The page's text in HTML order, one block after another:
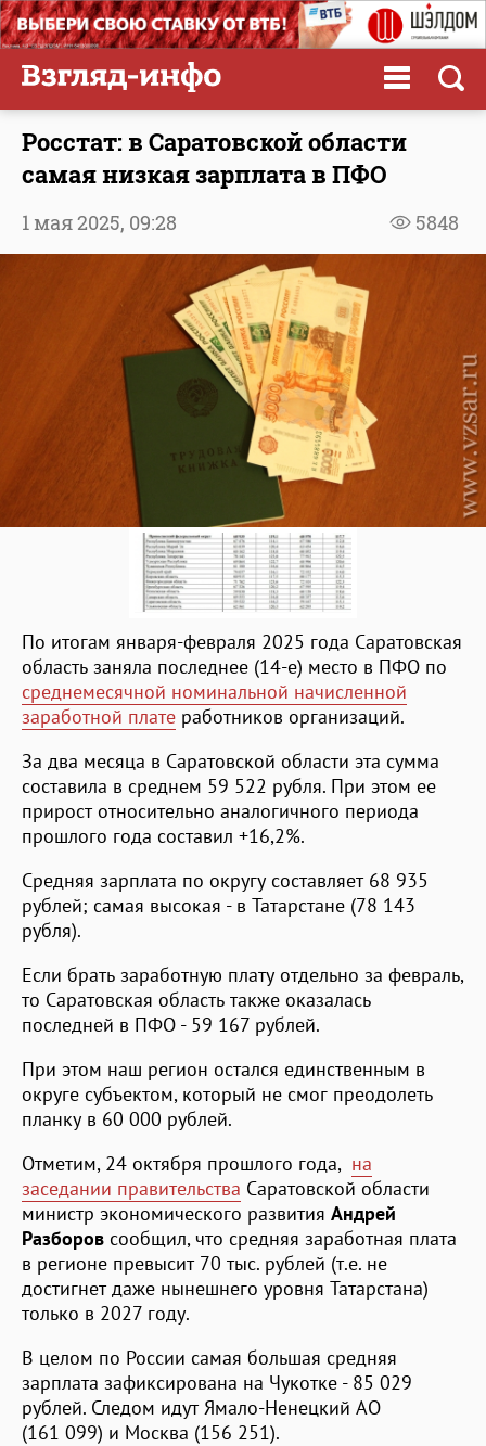
Росстат: в Саратовской области
самая низкая зарплата в ПФО
5848
1 мая 2025, 09:28
По итогам января-февраля 2025 года Саратовская
область заняла последнее (14-е) место в ПФО по
среднемесячной номинальной начисленной
заработной плате работников организаций.
За два месяца в Саратовской области эта сумма
составила в среднем 59 522 рубля. При этом ее
прирост относительно аналогичного периода
прошлого года составил +16,2%.
Средняя зарплата по округу составляет 68 935
рублей; самая высокая - в Татарстане (78 143
рубля).
Если брать заработную плату отдельно за февраль,
то Саратовская область также оказалась
последней в ПФО - 59 167 рублей.
При этом наш регион остался единственным в
округе субъектом, который не смог преодолеть
планку в 60 000 рублей.
Отметим, 24 октября прошлого года, на
заседании правительства Саратовской области
министр экономического развития Андрей
Разборов сообщил, что средняя заработная плата
в регионе превысит 70 тыс. рублей (т.е. не
достигнет даже нынешнего уровня Татарстана)
только в 2027 году.
В целом по России самая большая средняя
зарплата зафиксирована на Чукотке - 85 029
рублей. Следом идут Ямало-Ненецкий АО
(161 099) и Москва (156 251).